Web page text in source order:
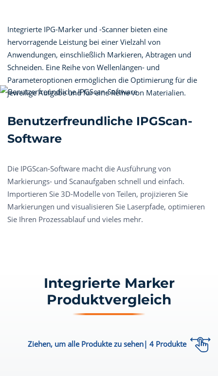
Integrierte IPG-Marker und -Scanner bieten eine
hervorragende Leistung bei einer Vielzahl von
Anwendungen, einschließlich Markieren, Abtragen und
Schneiden. Eine Reihe von Wellenlängen- und
Parameteroptionen ermöglichen die Optimierung für die
jeweilige Aufgabe und für eine Reihe von Materialien.
Benutzerfreundliche IPGScan-
Software
Die IPGScan-Software macht die Ausführung von
Markierungs- und Scanaufgaben schnell und einfach.
Importieren Sie 3D-Modelle von Teilen, projizieren Sie
Markierungen und visualisieren Sie Laserpfade, optimieren
Sie Ihren Prozessablauf und vieles mehr.
Integrierte Marker
Produktvergleich
Ziehen, um alle Produkte zu sehen| 4 Produkte